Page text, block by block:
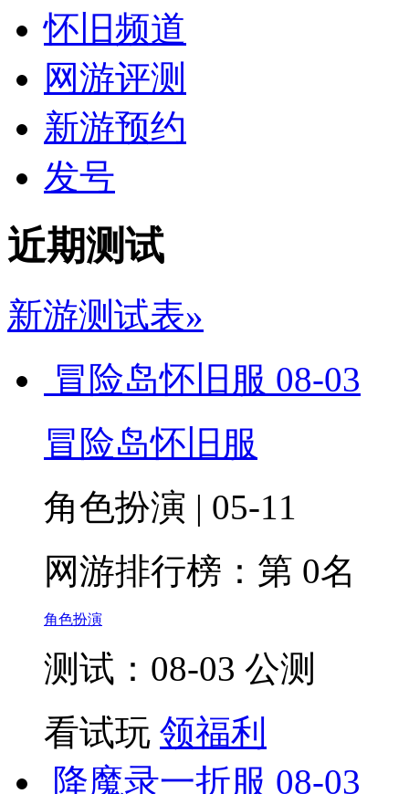
怀旧频道
网游评测
新游预约
发号
近期测试
新游测试表»
冒险岛怀旧服 08-03
冒险岛怀旧服
角色扮演 | 05-11
网游排行榜： 第 0名
角色扮演
测试：08-03 公测
看试玩 领福利
降魔录一折服 08-03